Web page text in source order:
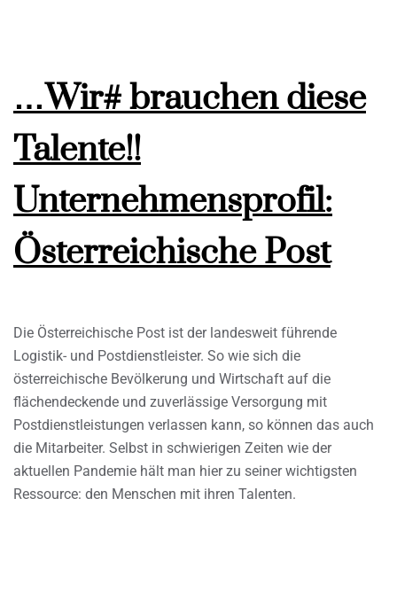
…Wir# brauchen diese
Talente!!
Unternehmensprofil:
Österreichische Post
Die Österreichische Post ist der landesweit führende
Logistik- und Postdienstleister. So wie sich die
österreichische Bevölkerung und Wirtschaft auf die
flächendeckende und zuverlässige Versorgung mit
Postdienstleistungen verlassen kann, so können das auch
die Mitarbeiter. Selbst in schwierigen Zeiten wie der
aktuellen Pandemie hält man hier zu seiner wichtigsten
Ressource: den Menschen mit ihren Talenten.